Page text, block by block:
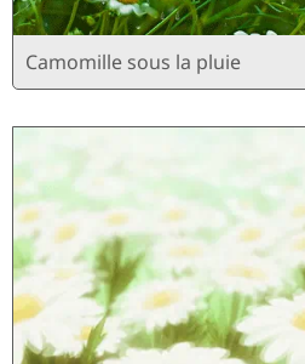
Camomille sous la pluie